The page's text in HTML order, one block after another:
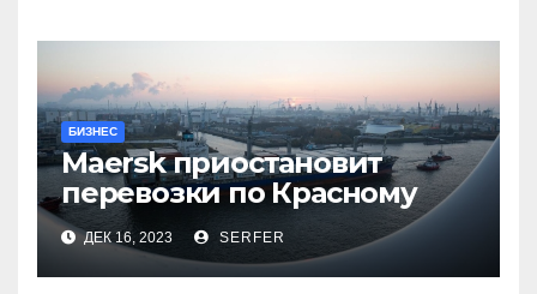
БИЗНЕС
Maersk приостановит
перевозки по Красному
морю после атак хуситов
ДЕК 16, 2023 SERFER